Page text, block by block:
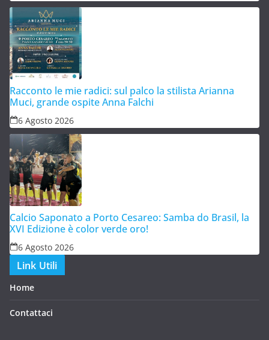
Racconto le mie radici: sul palco la stilista Arianna
Muci, grande ospite Anna Falchi
6 Agosto 2026
Calcio Saponato a Porto Cesareo: Samba do Brasil, la
XVI Edizione è color verde oro!
6 Agosto 2026
Link Utili
Home
Contattaci